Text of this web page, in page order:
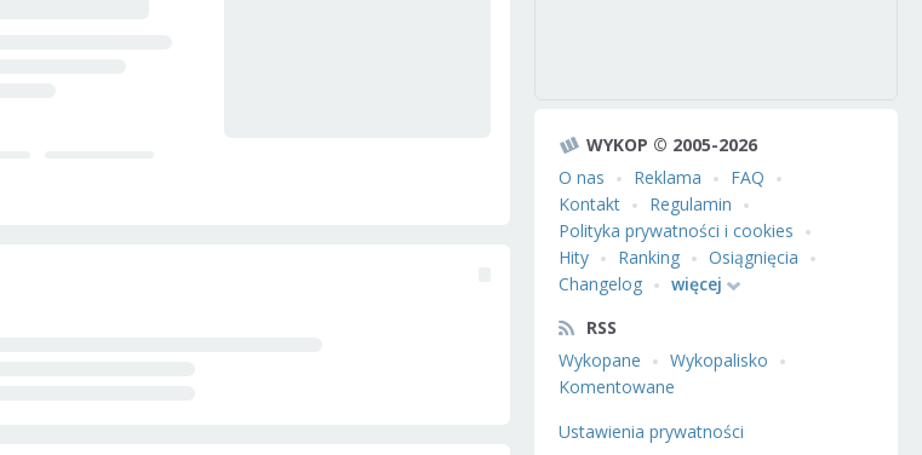
WYKOP © 2005-2026
O nas
Reklama
FAQ
Kontakt
Regulamin
Polityka prywatności i cookies
Hity
Ranking
Osiągnięcia
Changelog
więcej
RSS
Wykopane
Wykopalisko
Komentowane
Ustawienia prywatności